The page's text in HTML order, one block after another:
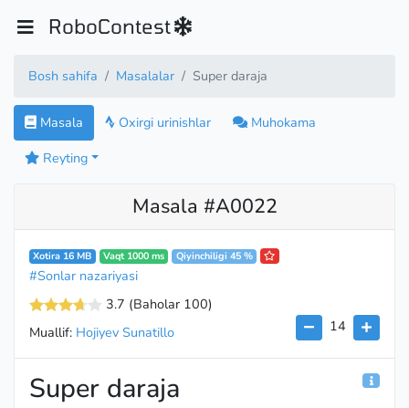
RoboContest
Bosh sahifa Masalalar Super daraja
Masala Oxirgi urinishlar
Muhokama
Reyting
Masala #A0022
Xotira 16 MB Vaqt 1000 ms Qiyinchiligi 45 %
#Sonlar nazariyasi
3.7 (Baholar 100)
14
Muallif: Hojiyev Sunatillo
Super daraja